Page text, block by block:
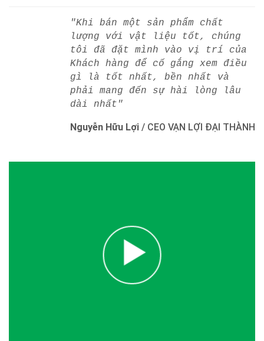
"Khi bán một sản phẩm chất
lượng với vật liệu tốt, chúng
tôi đã đặt mình vào vị trí của
Khách hàng để cố gắng xem điều
gì là tốt nhất, bền nhất và
phải mang đến sự hài lòng lâu
dài nhất"
Nguyễn Hữu Lợi / CEO VẠN LỢI ĐẠI THÀNH